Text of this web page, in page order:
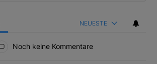
NEUESTE
Noch keine Kommentare